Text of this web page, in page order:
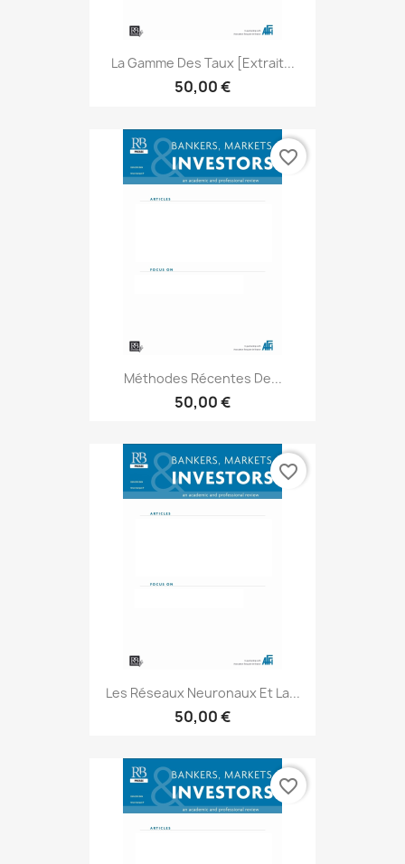
La Gamme Des Taux [extrait...
50,00 €
Méthodes Récentes De...
50,00 €
favorite_border
Les Réseaux Neuronaux Et La...
50,00 €
favorite_border
favorite_border